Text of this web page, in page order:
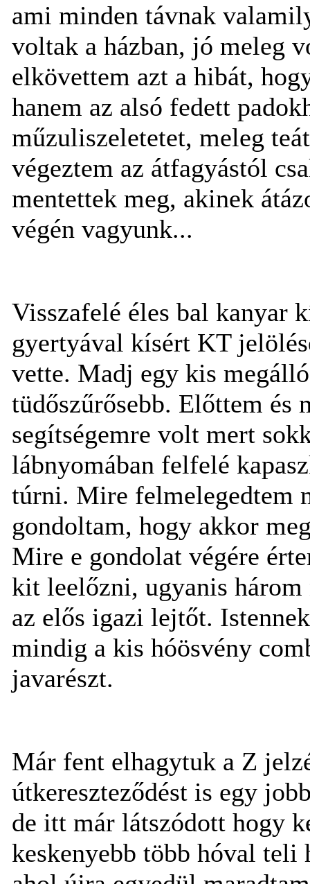
ami minden távnak
voltak a házban, jó meleg
elkövettem azt a hibát,
hanem az alsó fedett
műzuliszeletetet, meleg
végeztem az átfagyástól
mentettek meg, akinek
végén vagyunk...
Visszafelé éles bal kanyar
gyertyával kísért KT
vette. Madj egy kis
tüdőszűrősebb. Előttem
segítségemre volt mert
lábnyomában felfelé
túrni. Mire felmelegedtem
gondoltam, hogy akkor
Mire e gondolat végére
kit leelőzni, ugyanis három
az elős igazi lejtőt.
mindig a kis hóösvény
javarészt.
Már fent elhagytuk a Z
útkereszteződést is egy
de itt már látszódott hogy
keskenyebb több hóval teli